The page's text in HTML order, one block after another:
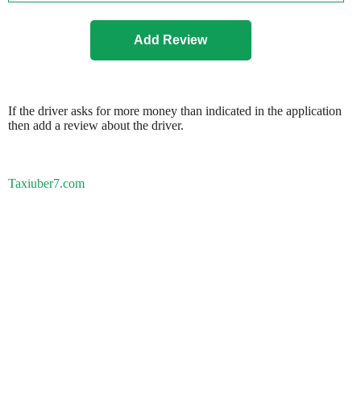
If the driver asks for more money than indicated in the application
then add a review about the driver.
Taxiuber7.com